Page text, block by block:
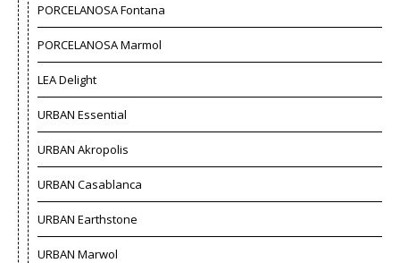
PORCELANOSA Fontana
PORCELANOSA Marmol
LEA Delight
URBAN Essential
URBAN Akropolis
URBAN Casablanca
URBAN Earthstone
URBAN Marwol